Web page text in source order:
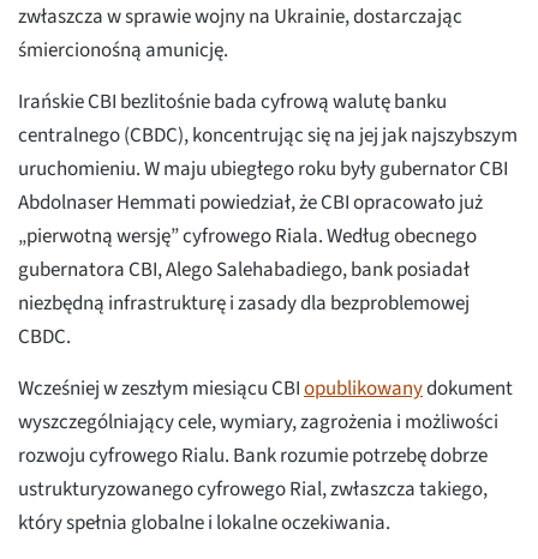
zwłaszcza w sprawie wojny na Ukrainie, dostarczając
śmiercionośną amunicję.
Irańskie CBI bezlitośnie bada cyfrową walutę banku
centralnego (CBDC), koncentrując się na jej jak najszybszym
uruchomieniu. W maju ubiegłego roku były gubernator CBI
Abdolnaser Hemmati powiedział, że CBI opracowało już
„pierwotną wersję” cyfrowego Riala. Według obecnego
gubernatora CBI, Alego Salehabadiego, bank posiadał
niezbędną infrastrukturę i zasady dla bezproblemowej
CBDC.
Wcześniej w zeszłym miesiącu CBIopublikowanydokument
wyszczególniający cele, wymiary, zagrożenia i możliwości
rozwoju cyfrowego Rialu. Bank rozumie potrzebę dobrze
ustrukturyzowanego cyfrowego Rial, zwłaszcza takiego,
który spełnia globalne i lokalne oczekiwania.